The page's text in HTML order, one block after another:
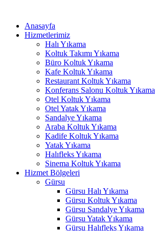
panel
paketleri
panel
panel
Anasayfa
Hizmetlerimiz
Halı Yıkama
Koltuk Takımı Yıkama
Büro Koltuk Yıkama
Kafe Koltuk Yıkama
Restaurant Koltuk Yıkama
Konferans Salonu Koltuk Yıkama
Otel Koltuk Yıkama
Otel Yatak Yıkama
Sandalye Yıkama
Araba Koltuk Yıkama
Kadife Koltuk Yıkama
Yatak Yıkama
Halıfleks Yıkama
Sinema Koltuk Yıkama
Hizmet Bölgeleri
Gürsu
Gürsu Halı Yıkama
Gürsu Koltuk Yıkama
Gürsu Sandalye Yıkama
Gürsu Yatak Yıkama
Gürsu Halıfleks Yıkama